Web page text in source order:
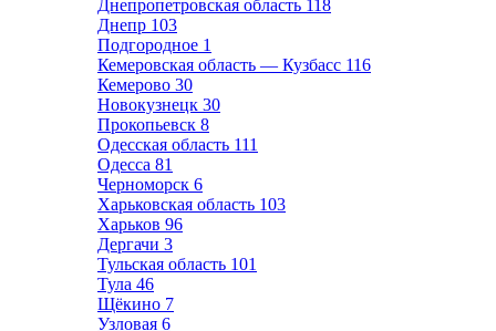
Днепропетровская область 118
Днепр 103
Подгородное 1
Кемеровская область — Кузбасс 116
Кемерово 30
Новокузнецк 30
Прокопьевск 8
Одесская область 111
Одесса 81
Черноморск 6
Харьковская область 103
Харьков 96
Дергачи 3
Тульская область 101
Тула 46
Щёкино 7
Узловая 6